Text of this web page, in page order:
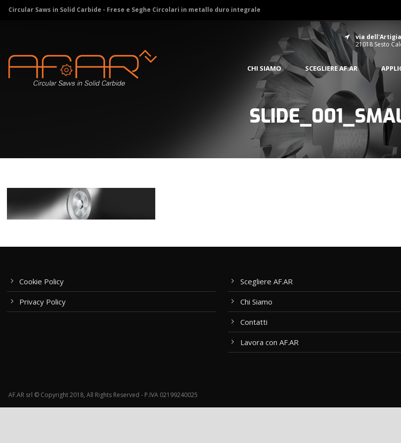
Circular Saws in Solid Carbide - Frese e Seghe Circolari in metallo duro integrale
via
21018 Sesto
CHI SIAMO SCEGLIERE AF.AR
Cookie Policy
Privacy Policy
Scegliere AF.AR
Chi Siamo
Contatti
Lavora con AF.AR
AF.AR srl © Copyright 2018, All Rights Reserved - P.IVA 02199240025